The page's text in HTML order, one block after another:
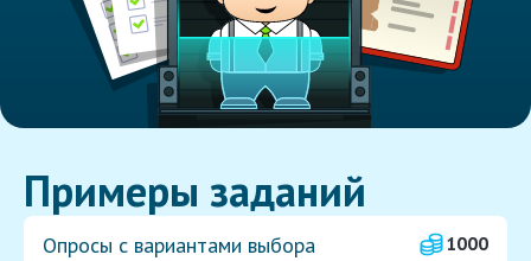
Примеры заданий
Опросы с вариантами выбора
1000